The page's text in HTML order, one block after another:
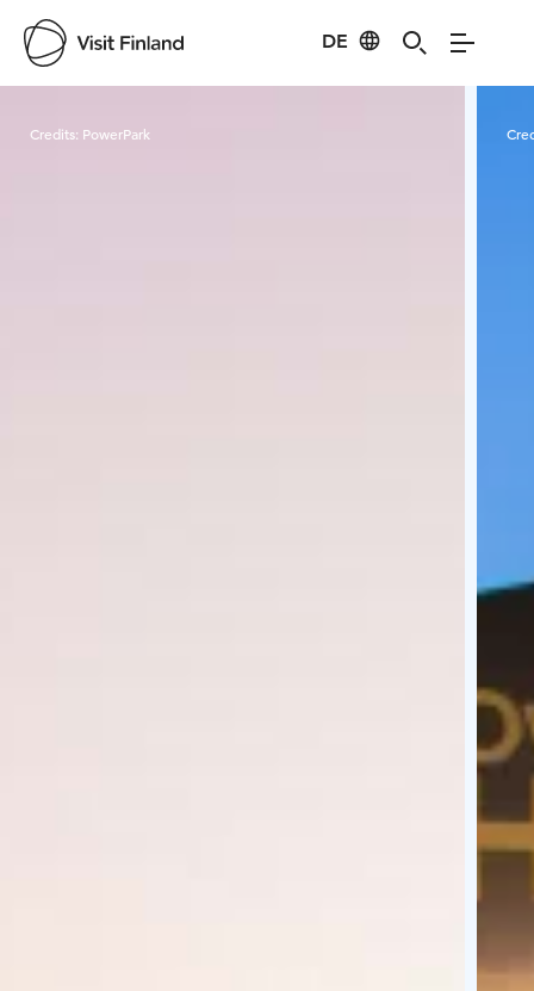
DE
Credits: PowerPark